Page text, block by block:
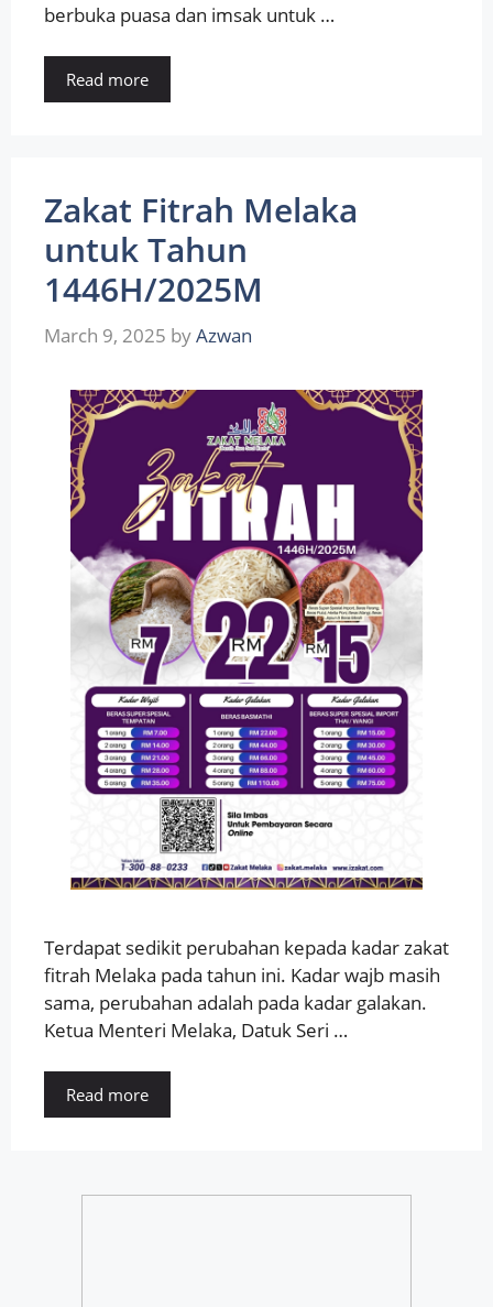
berbuka puasa dan imsak untuk …
Read more
Zakat Fitrah Melaka
untuk Tahun
1446H/2025M
March 9, 2025 byAzwan
Terdapat sedikit perubahan kepada kadar zakat
fitrah Melaka pada tahun ini. Kadar wajb masih
sama, perubahan adalah pada kadar galakan.
Ketua Menteri Melaka, Datuk Seri …
Read more